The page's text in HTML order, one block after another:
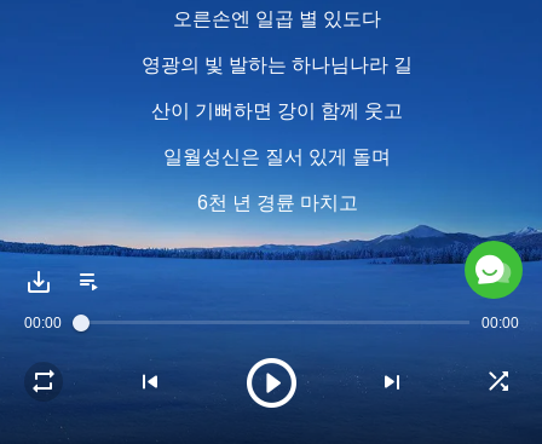
오른손엔 일곱 별 있도다
영광의 빛 발하는 하나님나라 길
산이 기뻐하면 강이 함께 웃고
일월성신은 질서 있게 돌며
6천 년 경륜 마치고
개선한 참하나님 맞이한다
세상 변하고 육신도 변했다
00:00 00:00